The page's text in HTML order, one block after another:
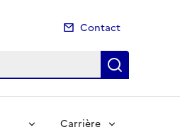
Contact
Carrière